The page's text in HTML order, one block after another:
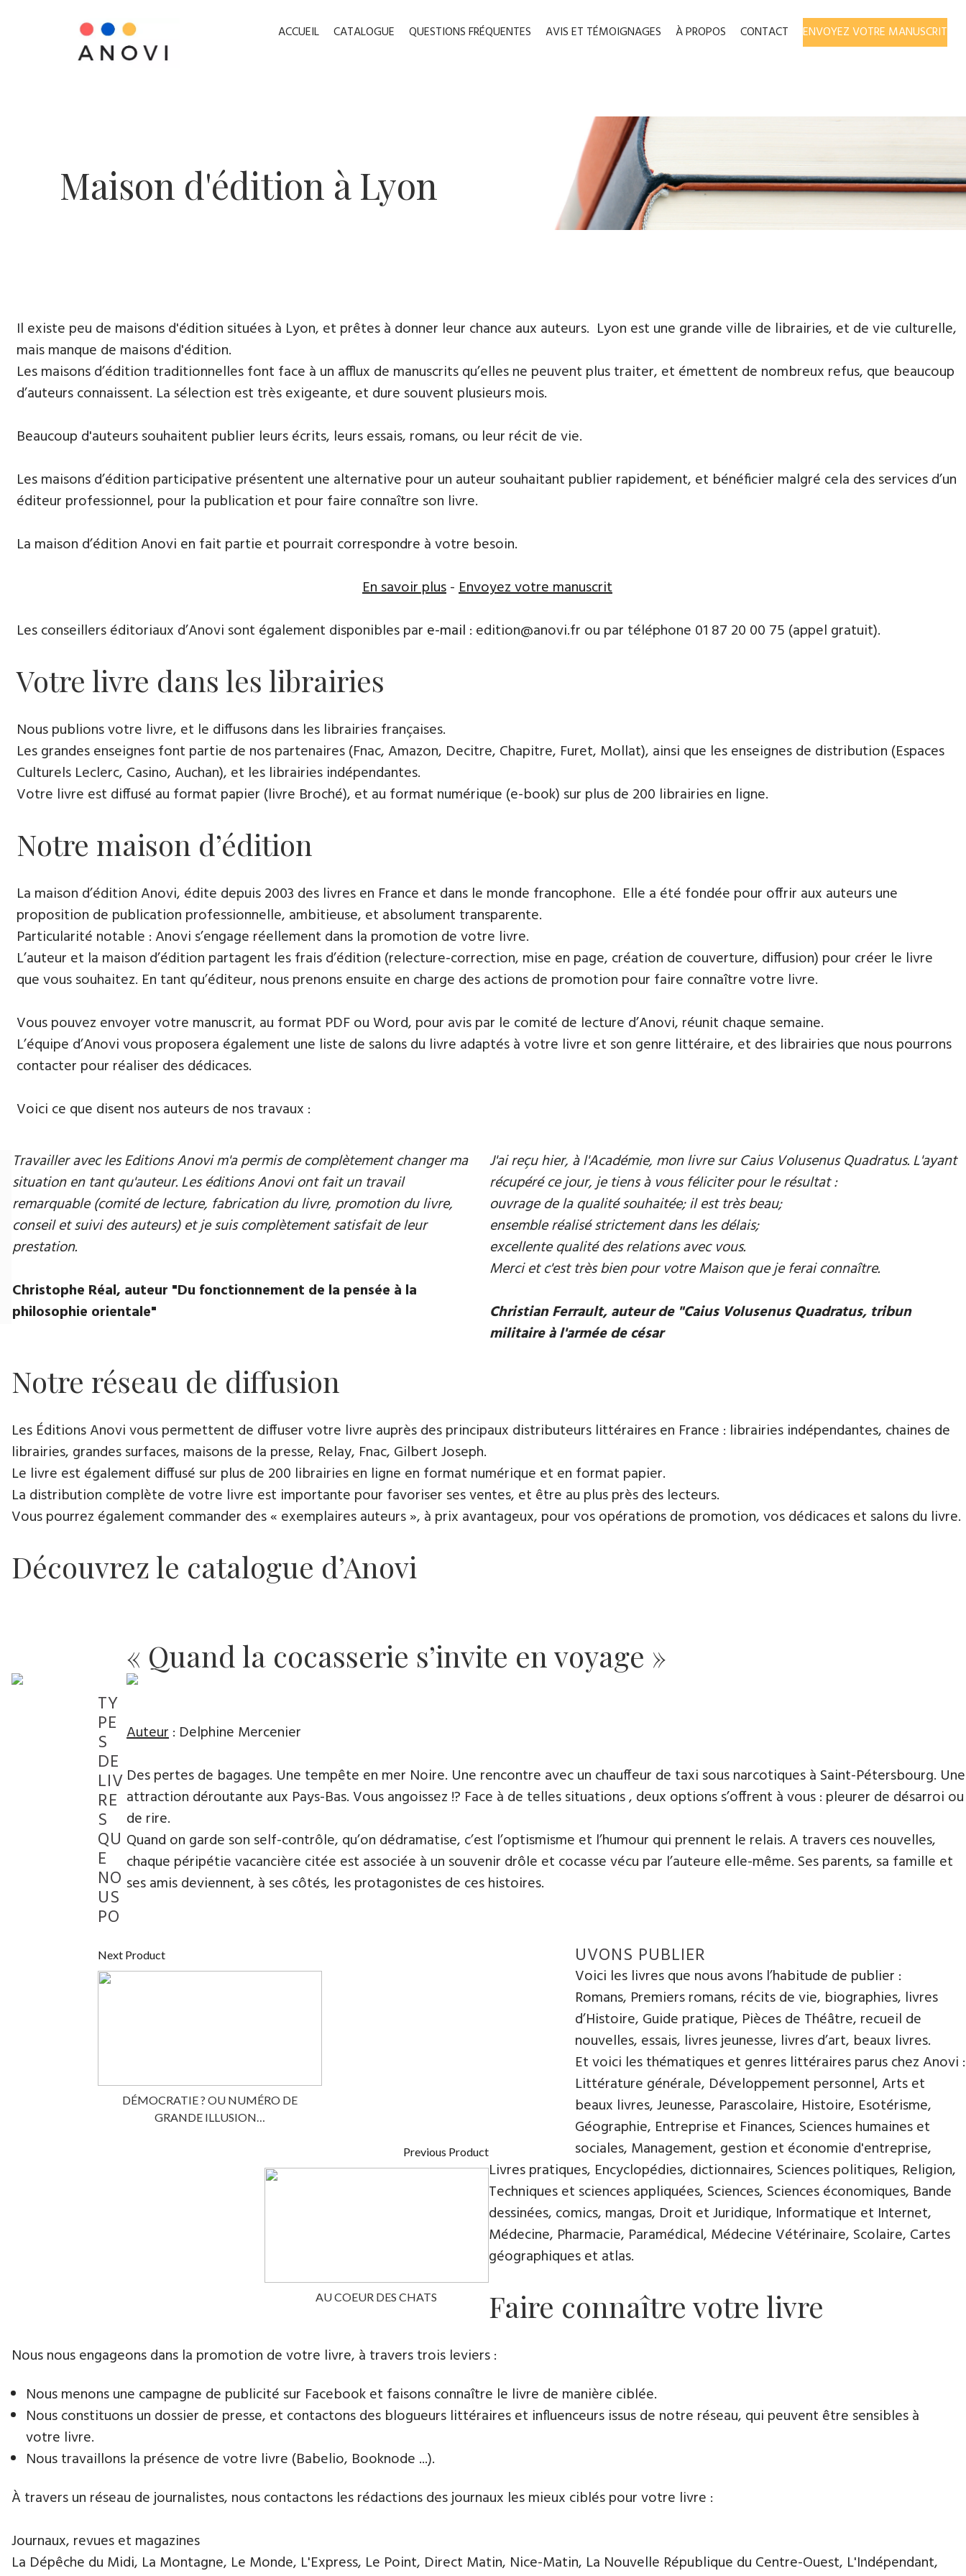
ACCUEIL CATALOGUE QUESTIONS FRÉQUENTES AVIS ET TÉMOIGNAGES À PROPOS CONTACT ENVOYEZ VOTRE MANUSCRIT
​Maison d'édition ​à Lyon
​Il existe peu de maisons d'édition situées à Lyon, et prêtes à donner leur chance aux auteurs. Lyon est une grande ville de librairies, et de vie culturelle,
mais manque de maisons d'édition.
Les maisons d’édition traditionnelles font face à un afflux de manuscrits qu’elles ne peuvent plus traiter, et émettent de nombreux refus, que beaucoup
d’auteurs connaissent. La sélection est très exigeante, et dure souvent plusieurs mois.
Beaucoup d'auteurs souhaitent publier leurs écrits, leurs essais, romans, ou leur récit de vie.
Les maisons d’édition participative présentent une alternative pour un auteur souhaitant publier rapidement, et bénéficier malgré cela des services d’un
éditeur professionnel, pour la publication et pour faire connaître son livre.
La maison d’édition Anovi en fait partie et pourrait correspondre à votre besoin.
En savoir plus-Envoyez votre manuscrit
Les conseillers éditoriaux d’Anovi sont également disponibles par e-mail : edition@anovi.fr ou par téléphone ​​0​1 87 20 00 75 (appel gratuit).
Votre livre dans les librairies
Nous publions votre livre, et le diffusons dans les librairies françaises​.
Les grandes enseignes font partie de nos partenaires (Fnac, Amazon, Decitre, Chapitre, Furet, Mollat), ainsi que les enseignes de distribution (Espaces
Culturels Leclerc, Casino, Auchan), et les librairies indépendantes.
Votre livre est diffusé au format papier (livre Broché), et au format numérique (e-book) sur plus de 200 librairies en ligne.
Notre maison d’édition
La maison d’édition Anovi, édite depuis 2003 des livres en France et dans le monde francophone. Elle a été fondée pour offrir aux auteurs une
proposition de publication professionnelle, ambitieuse, et absolument transparente.
Particularité notable : Anovi s’engage réellement dans la promotion de votre livre.
L’auteur et la maison d’édition partagent les frais d’édition (relecture-correction, mise en page, création de couverture, diffusion) pour créer le livre
que vous souhaitez. En tant qu’éditeur, nous prenons ensuite en charge des actions de promotion pour faire connaître votre livre.
Vous pouvez envoyer votre manuscrit, au format PDF ou Word, pour avis par le comité de lecture d’Anovi, réunit chaque semaine.
L’équipe d’Anovi vous proposera également une liste de salons du livre adaptés à votre livre et son genre littéraire, et des librairies que nous pourrons
contacter pour réaliser des dédicaces.
Voici ce que disent nos auteurs de nos travaux :
Travailler avec les Editions Anovi m'a permis de complètement changer ma
situation en tant qu'auteur. Les éditions Anovi ont fait un travail
remarquable (comité de lecture, fabrication du livre, promotion du livre,
conseil et suivi des auteurs) et je suis complètement satisfait de leur
prestation.
Christophe Réal, auteur ​"Du fonctionnement de la pensée à la
philosophie orientale"
J'ai reçu hier, à l'Académie, mon livre sur Caius Volusenus Quadratus. L'ayant
récupéré ce jour, je tiens à vous féliciter pour le résultat :
ouvrage de la qualité souhaitée; il est très beau;
ensemble réalisé strictement dans les délais;
excellente qualité des relations avec vous.
Merci et c'est très bien pour votre Maison que je ferai connaître.
Christian Ferrault, auteur de "Caius Volusenus Quadratus, tribun
militaire à l'armée de césar
Notre réseau de diffusion
Les Éditions Anovi vous permettent de diffuser votre livre auprès des principaux distributeurs littéraires en France : librairies indépendantes, chaines de
librairies, grandes surfaces, maisons de la presse, Relay, Fnac, Gilbert Joseph.
Le livre est également diffusé sur plus de 200 librairies en ligne en format numérique et en format papier.
La distribution complète de votre livre est importante pour favoriser ses ventes, et être au plus près des lecteurs.
Vous pourrez également commander des « exemplaires auteurs », à prix avantageux, pour vos opérations de promotion, vos dédicaces et salons du livre.
Découvrez le catalogue d’Anovi
« Quand la cocasserie s’invite en voyage »
Auteur: Delphine Mercenier
Des pertes de bagages. Une tempête en mer Noire. Une rencontre avec un chauffeur de taxi sous narcotiques à Saint-Pétersbourg. Une
attraction déroutante aux Pays-Bas. Vous angoissez !? Face à de telles situations , deux options s’offrent à vous : pleurer de désarroi ou
de rire.
Quand on garde son self-contrôle, qu’on dédramatise, c’est l’optismisme et l’humour qui prennent le relais. A travers ces nouvelles,
chaque péripétie vacancière citée est associée à un souvenir drôle et cocasse vécu par l’auteure elle-même. Ses parents, sa famille et
ses amis deviennent, à ses côtés, les protagonistes de ces histoires.
Next Product
DÉMOCRATIE ? OU NUMÉRO DE
GRANDE ILLUSION…
Previous Product
AU COEUR DES CHATS
TY
PE
S
DE
LIV
RE
S
QU
E
NO
US
PO
UVONS PUBLIER
Voici les livres que nous avons l’habitude de publier :
Romans, Premiers romans, récits de vie, biographies, livres
d’Histoire, Guide pratique, Pièces de Théâtre, recueil de
nouvelles, essais, livres jeunesse, livres d’art, beaux livres.
Et voici les thématiques et genres littéraires parus chez Anovi :
Littérature générale, Développement personnel, Arts et
beaux livres, Jeunesse, Parascolaire, Histoire, Esotérisme,
Géographie, Entreprise et Finances, Sciences humaines et
sociales, Management, gestion et économie d'entreprise,
Livres pratiques, Encyclopédies, dictionnaires, Sciences politiques, Religion,
Techniques et sciences appliquées, Sciences, Sciences économiques, Bande
dessinées, comics, mangas, Droit et Juridique, Informatique et Internet,
Médecine, Pharmacie, Paramédical, Médecine Vétérinaire, Scolaire, Cartes
géographiques et atlas.
Faire connaître votre livre
Nous nous engageons dans la promotion de votre livre​, à travers trois leviers :
Nous menons une campagne de publicité sur Facebook et faisons connaître le livre de manière ciblée.
Nous constituons un dossier de presse, et contactons des blogueurs littéraires et influenceurs issus de notre réseau, qui peuvent être sensibles à
votre livre.
Nous travaillons la présence de votre livre (Babelio, Booknode ...).
À travers un réseau de journalistes, nous contactons les rédactions des journaux les mieux ciblés pour votre livre :
Journaux, revues et magazines
La Dépêche du Midi, La Montagne, Le Monde, L'Express, Le Point, Direct Matin, Nice-Matin, La Nouvelle République du Centre-Ouest, L'Indépendant,